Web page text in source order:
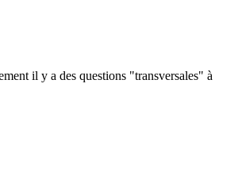
il y a des questions "transversales" à